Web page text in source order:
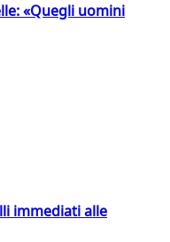
«Quegli uomini
immediati alle